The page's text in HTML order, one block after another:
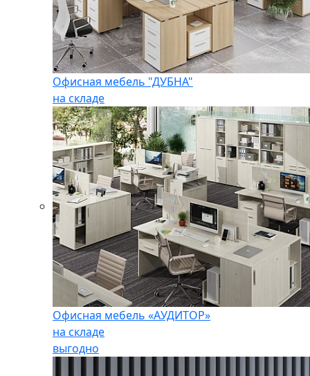
Офисная мебель "ДУБНА"
на складе
Офисная мебель «АУДИТОР»
на складе
выгодно